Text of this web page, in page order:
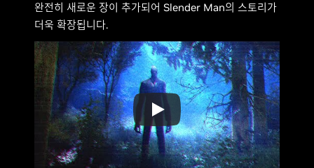
완전히 새로운 장이 추가되어 Slender Man의 스토리가
더욱 확장됩니다.